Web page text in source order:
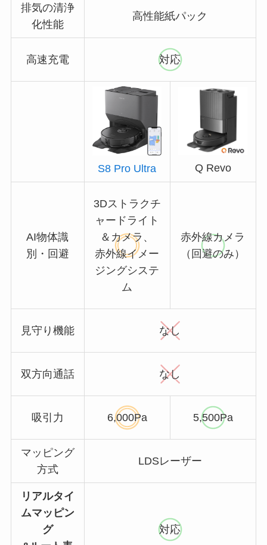
排気の清浄
化性能
高性能紙パック
高速充電 対応
S8 Pro Ultra Q Revo
AI物体識
別・回避
3Dストラクチ
ャードライト
＆カメラ、
赤外線イメー
ジングシステ
ム
赤外線カメラ
（回避のみ）
見守り機能 なし
双方向通話 なし
吸引力 6,000Pa 5,500Pa
マッピング
方式
LDSレーザー
リアルタイ
ムマッピン
グ
対応